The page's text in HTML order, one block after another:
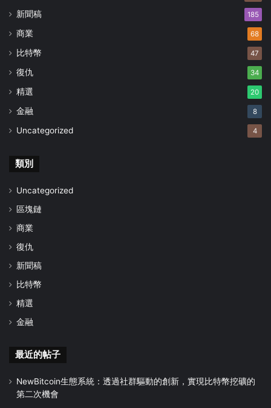
新聞稿 185
商業 68
比特幣 47
復仇 34
精選 20
金融 8
Uncategorized 4
類別
Uncategorized
區塊鏈
商業
復仇
新聞稿
比特幣
精選
金融
最近的帖子
NewBitcoin生態系統：透過社群驅動的創新，實現比特幣挖礦的
第二次機會